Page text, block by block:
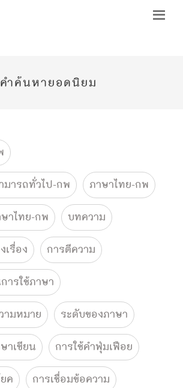
คำค้นหายอดนิยม
มารถทั่วไป-กพ
ภาษาไทย-กพ
าไทย-กพ
บทความ
เรื่อง
การตีความ
ารใช้ภาษา
ามหมาย
ระดับของภาษา
าเขียน
การใช้คำฟุ่มเฟือย
ค
การเชื่อมข้อความ